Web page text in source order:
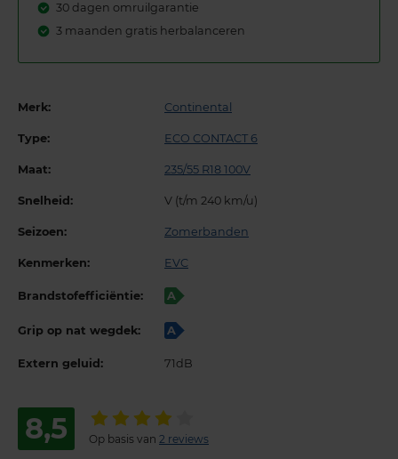
30 dagen omruilgarantie
3 maanden gratis herbalanceren
Merk: Continental
Type: ECO CONTACT 6
Maat: 235/55 R18 100V
Snelheid: V (t/m 240 km/u)
Seizoen: Zomerbanden
Kenmerken: EVC
Brandstofefficiëntie: A
Grip op nat wegdek: A
Extern geluid: 71dB
8,5 Op basis van 2 reviews